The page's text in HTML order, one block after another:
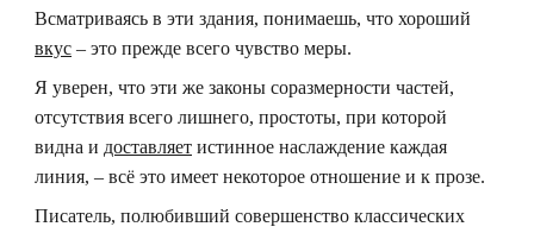
Всматриваясь в эти здания, понимаешь, что хороший
вкус – это прежде всего чувство меры.
Я уверен, что эти же законы соразмерности частей,
отсутствия всего лишнего, простоты, при которой
видна и доставляет истинное наслаждение каждая
линия, – всё это имеет некоторое отношение и к прозе.
Писатель, полюбивший совершенство классических